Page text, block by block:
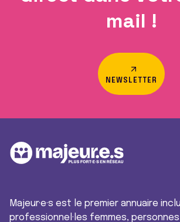
mail !
NEWSLETTER
Majeur·e·s est le premier annuaire
professionnel·les femmes,